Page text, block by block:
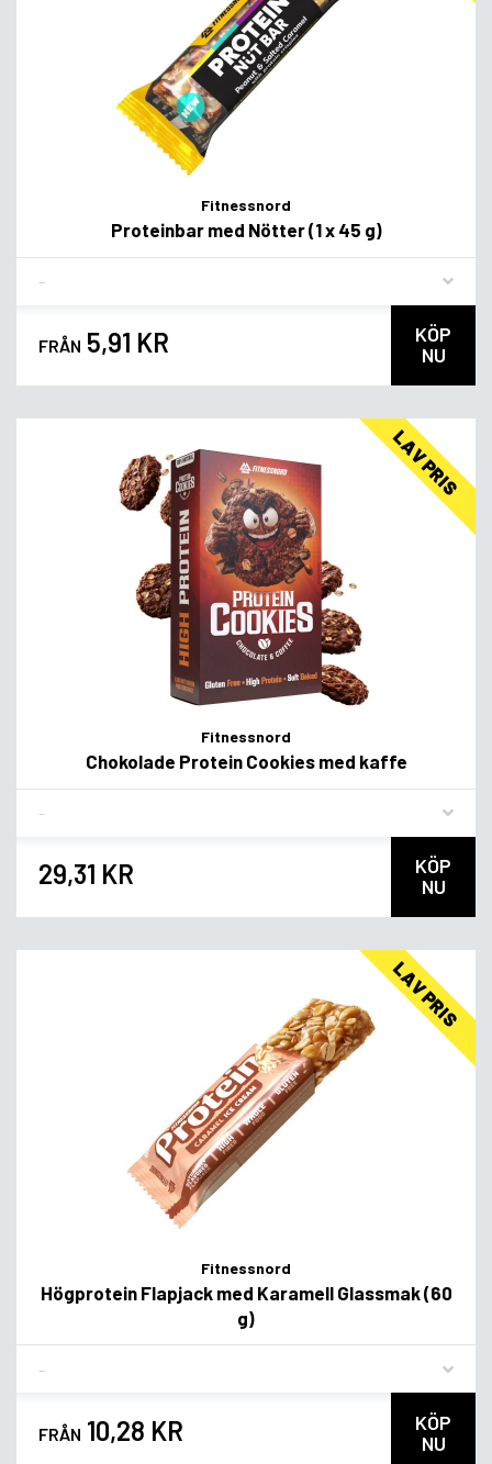
Fitnessnord
Proteinbar med Nötter (1 x 45 g)
FRÅN 5,91 KR
KÖP
NU
LAV PRIS
Fitnessnord
Chokolade Protein Cookies med kaffe
29,31 KR
KÖP
NU
LAV PRIS
Fitnessnord
Högprotein Flapjack med Karamell Glassmak (60
g)
FRÅN 10,28 KR
KÖP
NU